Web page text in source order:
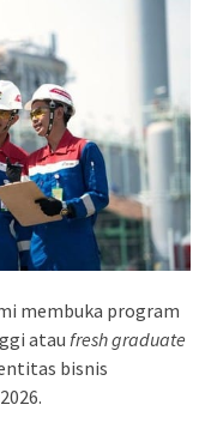
membuka program
atau fresh graduate
bisnis